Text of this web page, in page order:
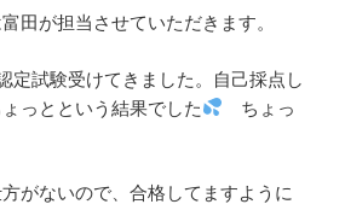
田が担当させていただきます。
定試験受けてきました。自己採点し
っとという結果でした
ちょっ
がないので、合格してますように